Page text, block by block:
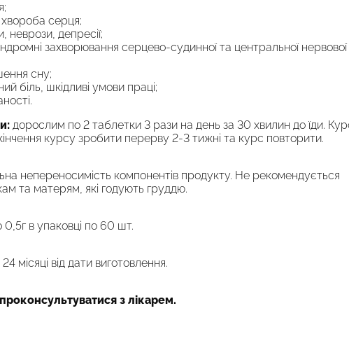
серця;
неврози, депресії;
захворювання серцево-судинної та центральної нервової
сну;
біль, шкідливі умови праці;
дорослим по 2 таблетки 3 рази на день за 30 хвилин до їди.
курсу зробити перерву 2-3 тижні та курс повторити.
непереносимість компонентів продукту. Не рекомендується
та матерям, які годують груддю.
0,5г в упаковці по 60 шт.
24 місяці від дати виготовлення.
з лікарем.